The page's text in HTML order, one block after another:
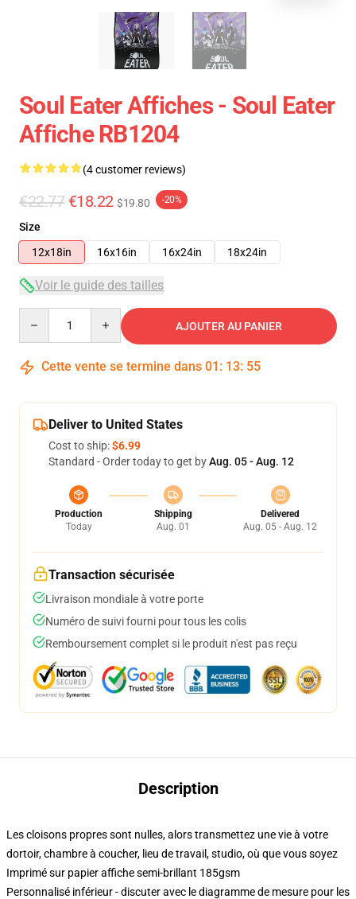
Soul Eater Affiches - Soul Eater
Affiche RB1204
(4 customer reviews)
€22.77 €18.22 $19.80 -20%
Size
12x18in
16x16in 16x24in 18x24in
Voir le guide des tailles
AJOUTER AU PANIER
Cette vente se termine dans 01 : 13: 54
Deliver to United States
Cost to ship:$6.99
Standard - Order today to get byAug. 05 - Aug. 12
Production
Today
Shipping
Aug. 01
Delivered
Aug. 05 - Aug. 12
Transaction sécurisée
Livraison mondiale à votre porte
Numéro de suivi fourni pour tous les colis
Remboursement complet si le produit n'est pas reçu
Description
Les cloisons propres sont nulles, alors transmettez une vie à votre
dortoir, chambre à coucher, lieu de travail, studio, où que vous soyez
Imprimé sur papier affiche semi-brillant 185gsm
Personnalisé inférieur - discuter avec le diagramme de mesure pour les